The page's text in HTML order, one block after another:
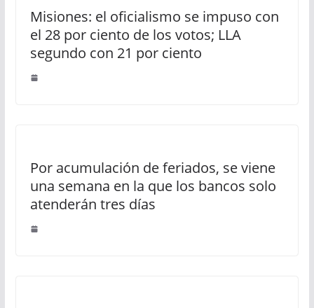
Misiones: el oficialismo se impuso con
el 28 por ciento de los votos; LLA
segundo con 21 por ciento
Por acumulación de feriados, se viene
una semana en la que los bancos solo
atenderán tres días